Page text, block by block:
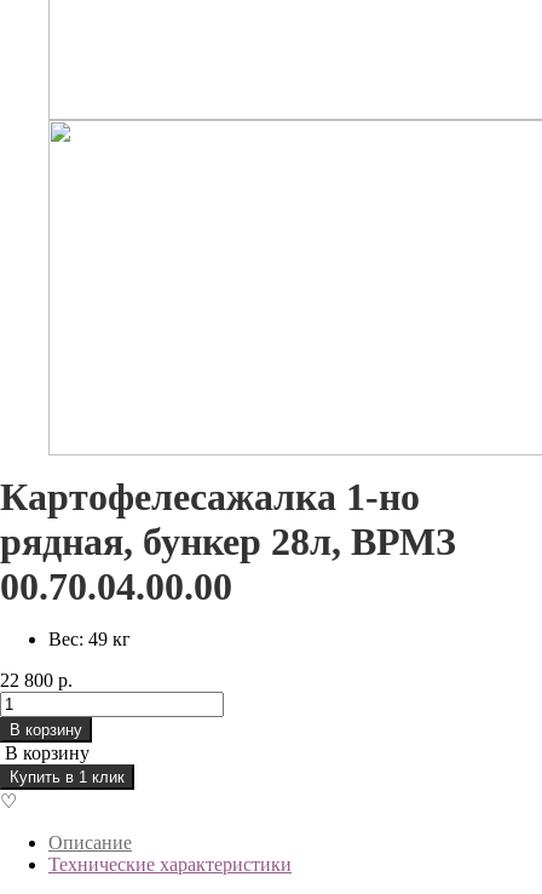
Картофелесажалка 1-но
рядная, бункер 28л, ВРМЗ
00.70.04.00.00
Вес: 49 кг
22 800 р.
В корзину
В корзину
Купить в 1 клик
♡
Описание
Технические характеристики